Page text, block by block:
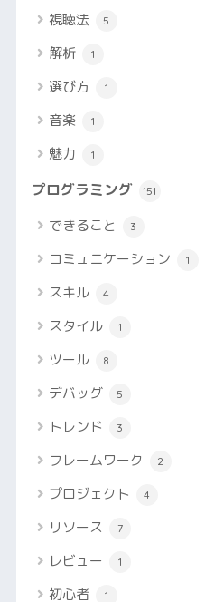
視聴法 5
解析 1
選び方 1
音楽 1
魅力 1
プログラミング 151
できること 3
コミュニケーション 1
スキル 4
スタイル 1
ツール 8
デバッグ 5
トレンド 3
フレームワーク 2
プロジェクト 4
リソース 7
レビュー 1
初心者 1